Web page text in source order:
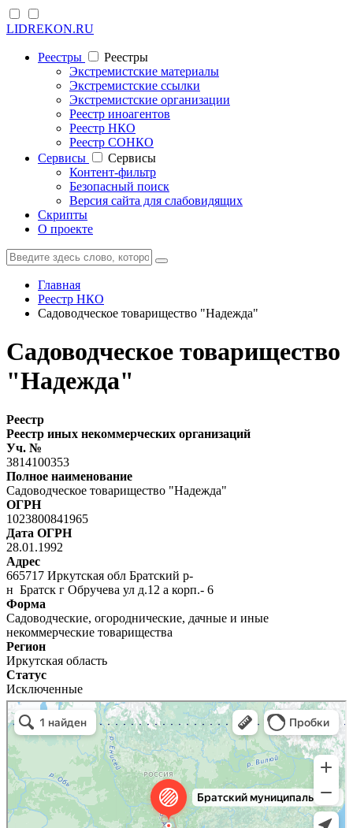
LIDREKON.RU
Реестры
Реестры
Экстремистские материалы
Экстремистские ссылки
Экстремистские организации
Реестр иноагентов
Реестр НКО
Реестр СОНКО
Cервисы
Cервисы
Контент-фильтр
Безопасный поиск
Версия сайта для слабовидящих
Скрипты
О проекте
Главная
Реестр НКО
Садоводческое товарищество "Надежда"
Садоводческое товарищество
"Надежда"
Реестр
Реестр иных некоммерческих организаций
Уч. №
3814100353
Полное наименование
Садоводческое товарищество "Надежда"
ОГРН
1023800841965
Дата ОГРН
28.01.1992
Адрес
665717 Иркутская обл Братский р-
н Братск г Обручева ул д.12 а корп.- 6
Форма
Садоводческие, огороднические, дачные и иные
некоммерческие товарищества
Регион
Иркутская область
Статус
Исключенные